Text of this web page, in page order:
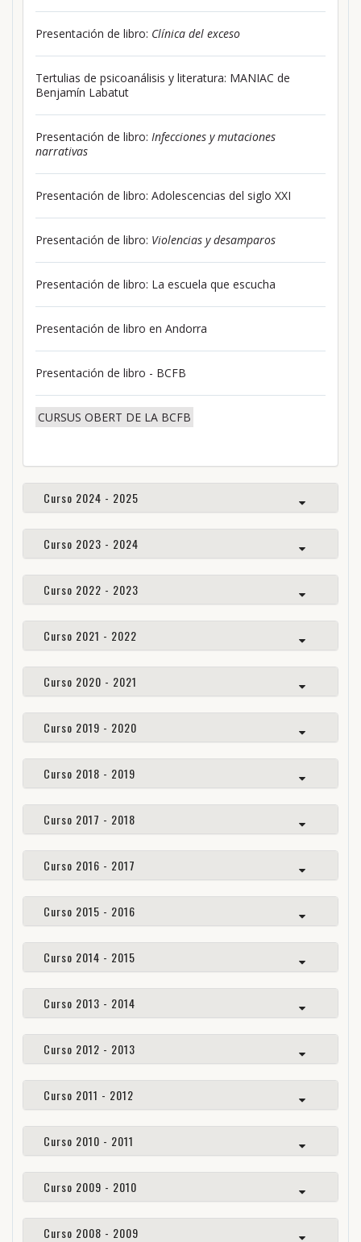
Presentación de libro: Clínica del exceso
Tertulias de psicoanálisis y literatura: MANIAC de
Benjamín Labatut
Presentación de libro: Infecciones y mutaciones
narrativas
Presentación de libro: Adolescencias del siglo XXI
Presentación de libro: Violencias y desamparos
Presentación de libro: La escuela que escucha
Presentación de libro en Andorra
Presentación de libro - BCFB
CURSUS OBERT DE LA BCFB
Curso 2024 - 2025
Curso 2023 - 2024
Curso 2022 - 2023
Curso 2021 - 2022
Curso 2020 - 2021
Curso 2019 - 2020
Curso 2018 - 2019
Curso 2017 - 2018
Curso 2016 - 2017
Curso 2015 - 2016
Curso 2014 - 2015
Curso 2013 - 2014
Curso 2012 - 2013
Curso 2011 - 2012
Curso 2010 - 2011
Curso 2009 - 2010
Curso 2008 - 2009